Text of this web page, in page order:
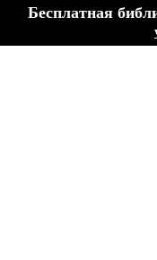
Бесплатная